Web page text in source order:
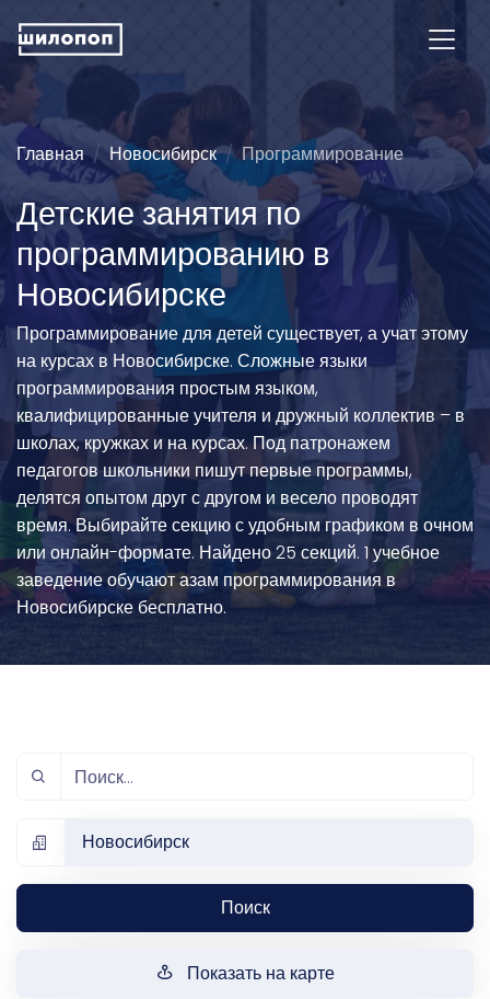
Главная Новосибирск Программирование
Детские занятия по
программированию в
Новосибирске
Программирование для детей существует, а учат этому
на курсах в Новосибирске. Сложные языки
программирования простым языком,
квалифицированные учителя и дружный коллектив – в
школах, кружках и на курсах. Под патронажем
педагогов школьники пишут первые программы,
делятся опытом друг с другом и весело проводят
время. Выбирайте секцию с удобным графиком в очном
или онлайн-формате. Найдено 25 секций. 1 учебное
заведение обучают азам программирования в
Новосибирске бесплатно.
Новосибирск
Поиск
Показать на карте